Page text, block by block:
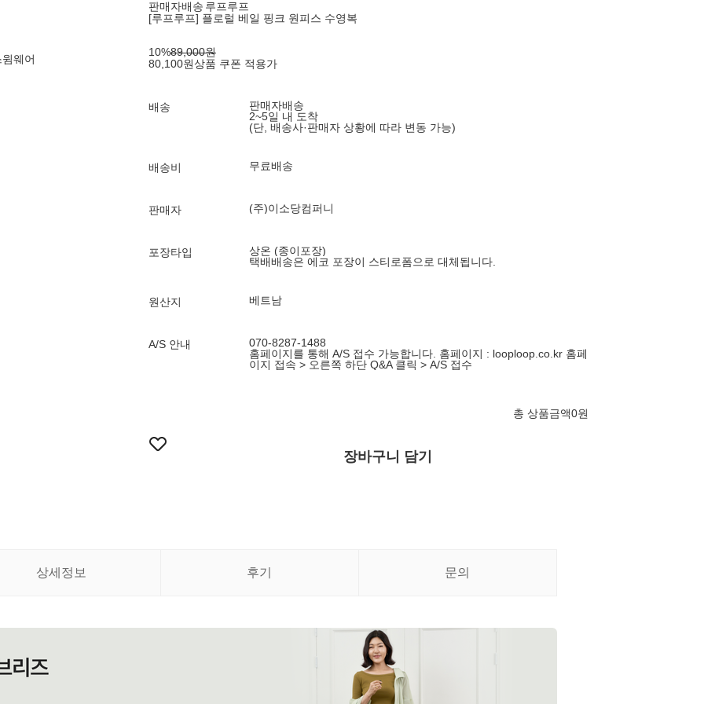
웨어
판매자배송 루프루프
[루프루프] 플로럴 베일 핑크 원피스 수영복
10%89,000원
80,100원상품 쿠폰 적용가
배송
판매자배송
2~5일 내 도착
(단, 배송사·판매자 상황에 따라 변동 가능)
배송비 무료배송
판매자 (주)이소당컴퍼니
포장타입
상온 (종이포장)
택배배송은 에코 포장이 스티로폼으로 대체됩니다.
원산지 베트남
A/S 안내
070-8287-1488
홈페이지를 통해 A/S 접수 가능합니다. 홈페이지 : looploop.co.kr 홈페
이지 접속 > 오른쪽 하단 Q&A 클릭 > A/S 접수
총 상품금액0원
장바구니 담기
상세정보 후기 문의